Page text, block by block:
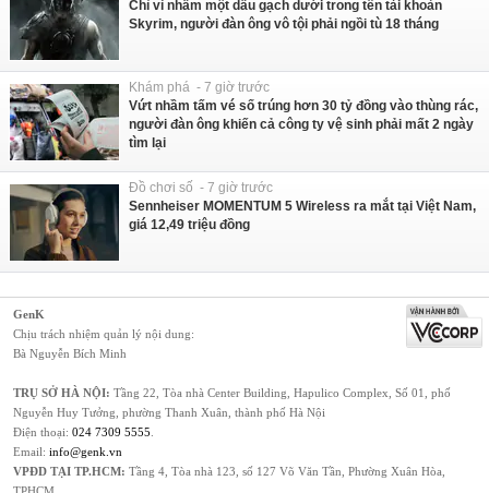
Chỉ vì nhầm một dấu gạch dưới trong tên tài khoản
Skyrim, người đàn ông vô tội phải ngồi tù 18 tháng
Khám phá - 7 giờ trước
Vứt nhầm tấm vé số trúng hơn 30 tỷ đồng vào thùng rác,
người đàn ông khiến cả công ty vệ sinh phải mất 2 ngày
tìm lại
Đồ chơi số - 7 giờ trước
Sennheiser MOMENTUM 5 Wireless ra mắt tại Việt Nam,
giá 12,49 triệu đồng
GenK
Chịu trách nhiệm quản lý nội dung:
Bà Nguyễn Bích Minh
TRỤ SỞ HÀ NỘI: Tầng 22, Tòa nhà Center Building, Hapulico Complex, Số 01, phố
Nguyễn Huy Tưởng, phường Thanh Xuân, thành phố Hà Nội
Điện thoại: 024 7309 5555
Email: info@genk.vn
VPĐD TẠI TP.HCM: Tầng 4, Tòa nhà 123, số 127 Võ Văn Tần, Phường Xuân Hòa,